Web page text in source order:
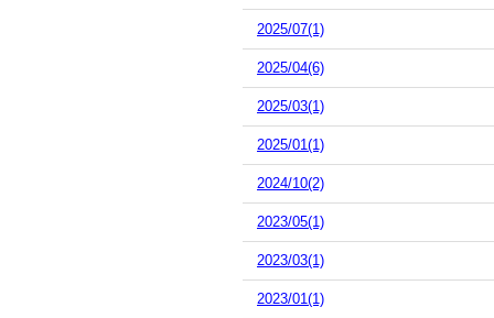
2025/07(1)
2025/04(6)
2025/03(1)
2025/01(1)
2024/10(2)
2023/05(1)
2023/03(1)
2023/01(1)